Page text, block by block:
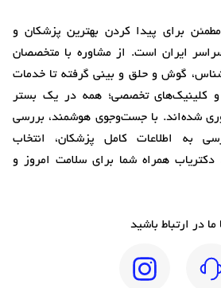
برای پیدا کردن بهترین پزشکان و
ایران است. از مشاوره با متخصصان
گوش و حلق و بینی گرفته تا خدمات
و کلینیک‌های تخصصی؛ همه در یک بستر
شده‌اند. با جست‌وجوی هوشمند، بررسی
به اطلاعات کامل پزشکان، انتخاب
دکتریاب همراه شما برای سلامت امروز و
ما در ارتباط باشید